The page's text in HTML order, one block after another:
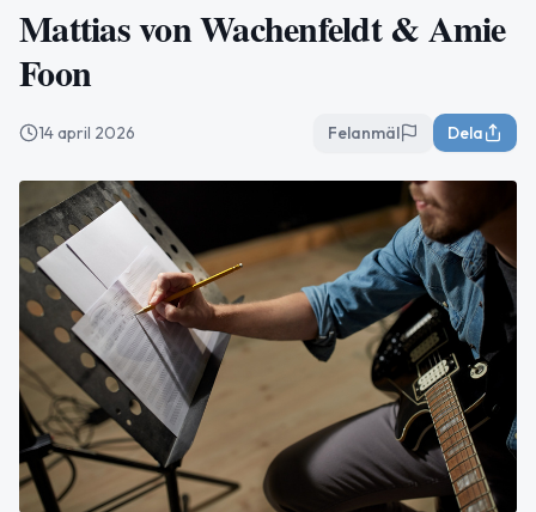
Mattias von Wachenfeldt & Amie
Foon
14 april 2026 Felanmäl Dela